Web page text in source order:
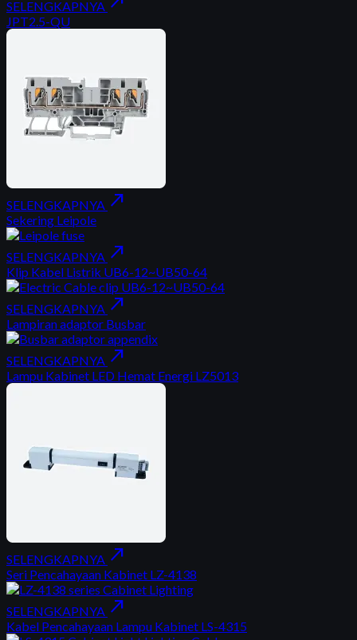
SELENGKAPNYA
JPT2.5-QU
SELENGKAPNYA north_east
Sekering Leipole
SELENGKAPNYA north_east
Klip Kabel Listrik UB6-12~UB50-64
SELENGKAPNYA north_east
Lampiran adaptor Busbar
SELENGKAPNYA north_east
Lampu Kabinet LED Hemat Energi LZ5013
SELENGKAPNYA north_east
Seri Pencahayaan Kabinet LZ-4138
SELENGKAPNYA north_east
Kabel Pencahayaan Lampu Kabinet LS-4315